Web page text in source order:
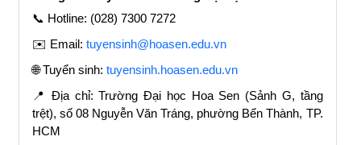
📞 Hotline: (028) 7300 7272
✉️ Email: tuyensinh@hoasen.edu.vn
🌐 Tuyển sinh: tuyensinh.hoasen.edu.vn
📍 Địa chỉ: Trường Đại học Hoa Sen (Sảnh G, tầng
trệt), số 08 Nguyễn Văn Tráng, phường Bến Thành, TP.
HCM